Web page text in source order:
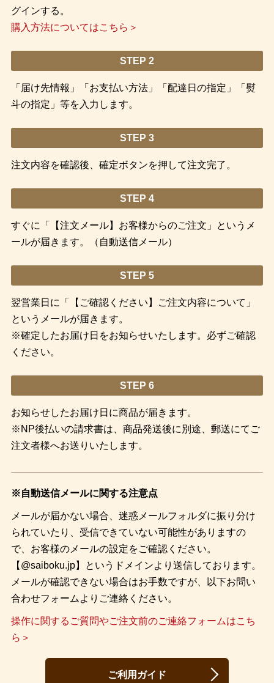
グインする。
購入方法についてはこちら＞
STEP 2
「届け先情報」「お支払い方法」「配達日の指定」「熨
斗の指定」等を入力します。
STEP 3
注文内容を確認後、確定ボタンを押して注文完了。
STEP 4
すぐに「【注文メール】お客様からのご注文」というメ
ールが届きます。（自動送信メール）
STEP 5
翌営業日に「【ご確認ください】ご注文内容について」
というメールが届きます。
※確定したお届け日をお知らせいたします。必ずご確認
ください。
STEP 6
お知らせしたお届け日に商品が届きます。
※NP後払いの請求書は、商品発送後に別途、郵送にてご
注文者様へお送りいたします。
※自動送信メールに関する注意点
メールが届かない場合、迷惑メールフォルダに振り分け
られていたり、受信できていない可能性がありますの
で、お客様のメールの設定をご確認ください。
【@saiboku.jp】というドメインより送信しております。
メールが確認できない場合はお手数ですが、以下お問い
合わせフォームよりご連絡ください。
操作に関するご質問やご注文前のご連絡フォームはこち
ら＞
ご利用ガイド